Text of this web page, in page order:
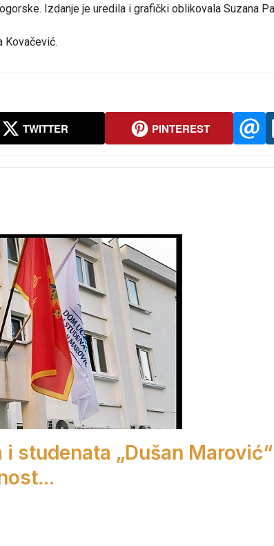
Izdanje je uredila i grafički oblikovala Suzana
Kovačević.
TWITTER PINTEREST
studenata „Dušan